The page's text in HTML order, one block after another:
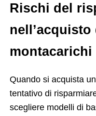
Rischi del
nell’acquisto
montacarichi
Quando si acquista un
tentativo di
scegliere modelli di